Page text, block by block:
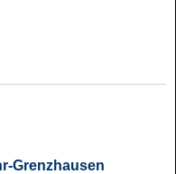
Grenzhausen